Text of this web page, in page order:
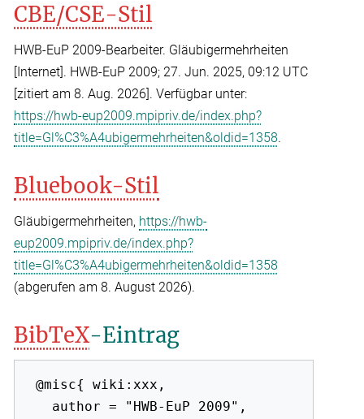
CBE/CSE-Stil
HWB-EuP 2009-Bearbeiter. Gläubigermehrheiten
[Internet]. HWB-EuP 2009; 27. Jun. 2025, 09:12 UTC
[zitiert am 8. Aug. 2026]. Verfügbar unter:
https://hwb-eup2009.mpipriv.de/index.php?
title=Gl%C3%A4ubigermehrheiten&oldid=1358.
Bluebook-Stil
Gläubigermehrheiten, https://hwb-
eup2009.mpipriv.de/index.php?
title=Gl%C3%A4ubigermehrheiten&oldid=1358
(abgerufen am 8. August 2026).
BibTeX-Eintrag
@misc{ wiki:xxx,